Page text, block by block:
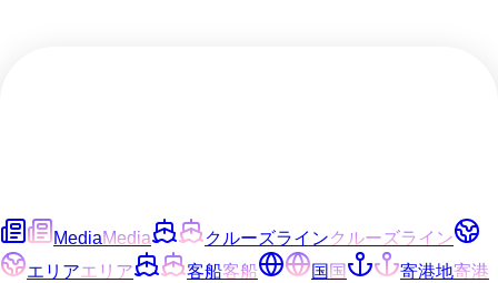
MediaMedia クルーズラインクルーズライン
エリアエリア 客船客船 国国 寄港地寄港